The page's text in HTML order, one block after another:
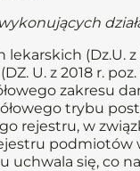
(Dz.U. z
U. z 2018 r.
zakresu
trybu
rejestru, w
podmiotów
uchwala się, co